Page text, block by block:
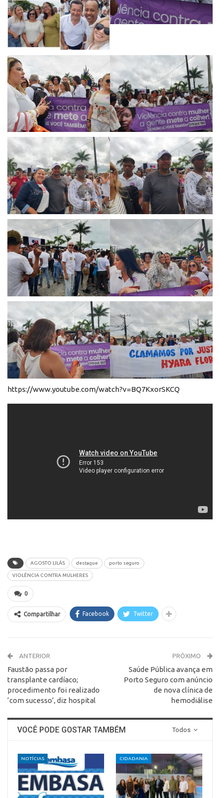
https://www.youtube.com/watch?v=BQ7KxorSKCQ
AGOSTO LILÁS destaque porto seguro
VIOLÊNCIA CONTRA MULHERES
0
Compartilhar Facebook Twitter
ANTERIOR
Faustão passa por
transplante cardíaco;
procedimento foi realizado
‘com sucesso’, diz hospital
PRÓXIMO
Saúde Pública avança em
Porto Seguro com anúncio
de nova clínica de
hemodiálise
Todos
VOCÊ PODE GOSTAR TAMBÉM
NOTÍCIAS CIDADANIA